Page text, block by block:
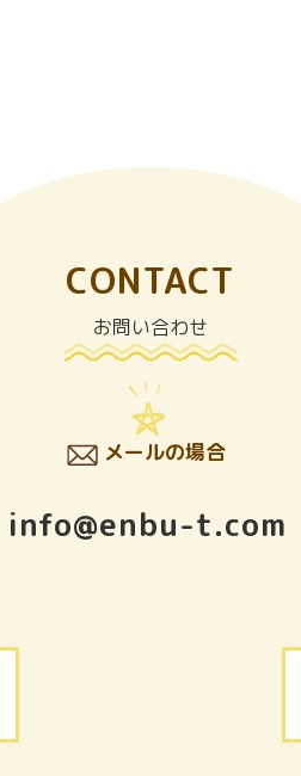
CONTACT
お問い合わせ
メールの場合
info@enbu-t.com